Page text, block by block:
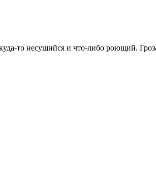
то несущийся и что-либо роющий.